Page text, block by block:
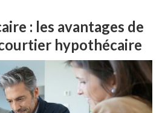
: les avantages de
hypothécaire